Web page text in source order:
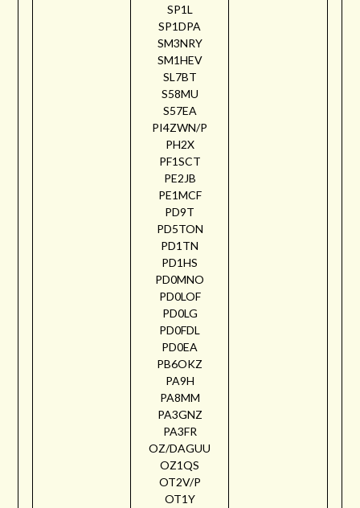
SP1L
SP1DPA
SM3NRY
SM1HEV
SL7BT
S58MU
S57EA
PI4ZWN/P
PH2X
PF1SCT
PE2JB
PE1MCF
PD9T
PD5TON
PD1TN
PD1HS
PD0MNO
PD0LOF
PD0LG
PD0FDL
PD0EA
PB6OKZ
PA9H
PA8MM
PA3GNZ
PA3FR
OZ/DAGUU
OZ1QS
OT2V/P
OT1Y